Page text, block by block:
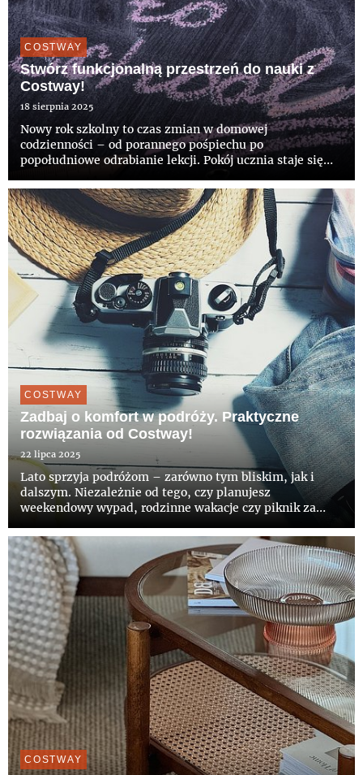
COSTWAY
Stwórz funkcjonalną przestrzeń do nauki z
Costway!
18 sierpnia 2025
Nowy rok szkolny to czas zmian w domowej
codzienności – od porannego pośpiechu po
popołudniowe odrabianie lekcji. Pokój ucznia staje się
warto zadbać o jego przemyślane urządzenie.
Odpowiednio dobrane meble i akcesoria...
COSTWAY
Zadbaj o komfort w podróży. Praktyczne
rozwiązania od Costway!
22 lipca 2025
Lato sprzyja podróżom – zarówno tym bliskim, jak i
dalszym. Niezależnie od tego, czy planujesz
weekendowy wypad, rodzinne wakacje czy piknik za
podnieść komfort wypoczynku. Warto zadbać o detale,
które ułatwią pakowanie, go...
COSTWAY